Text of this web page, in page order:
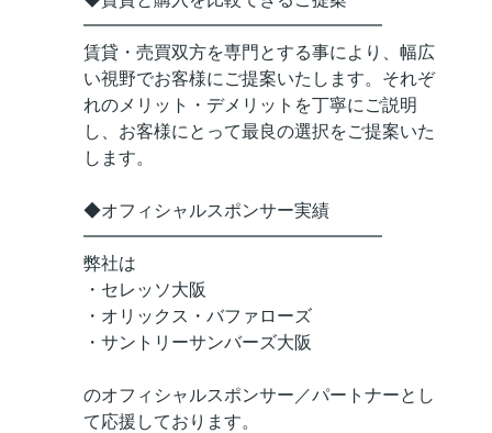
━━━━━━━━━━━━━━━━━
賃貸・売買双方を専門とする事により、幅広
い視野でお客様にご提案いたします。それぞ
れのメリット・デメリットを丁寧にご説明
し、お客様にとって最良の選択をご提案いた
します。
◆オフィシャルスポンサー実績
━━━━━━━━━━━━━━━━━
弊社は
・セレッソ大阪
・オリックス・バファローズ
・サントリーサンバーズ大阪
のオフィシャルスポンサー／パートナーとし
て応援しております。